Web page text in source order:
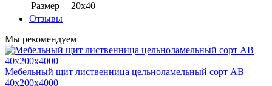
Размер
20х40
Отзывы
Мы рекомендуем
Мебельный щит лиственница цельноламельный сорт АВ
40х200х4000